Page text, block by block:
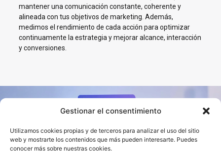
Gestionar el consentimiento
Utilizamos cookies propias y de terceros para analizar el uso del sitio
web y mostrarte los contenidos que más pueden interesarte. Puedes
conocer más sobre nuestras cookies.
mantener una comunicación constante, coherente y
alineada con tus objetivos de marketing. Además,
medimos el rendimiento de cada acción para optimizar
continuamente la estrategia y mejorar alcance, interacción
y conversiones.
Impulsamos tu negocio en
Redes Sociales en Coín
En AJA Publicidad te ayudamos a crecer en Social Media con